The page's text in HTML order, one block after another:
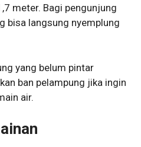
meter. Bagi pengunjung
bisa langsung nyemplung
yang belum pintar
ban pelampung jika ingin
air.